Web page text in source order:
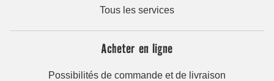
Tous les services
Acheter en ligne
Possibilités de commande et de livraison